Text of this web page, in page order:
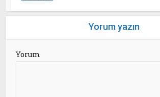
Yorum yazın
Yorum